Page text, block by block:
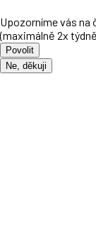
Upozorníme vás na
(maximálně 2x
Povolit
Ne, děkuji